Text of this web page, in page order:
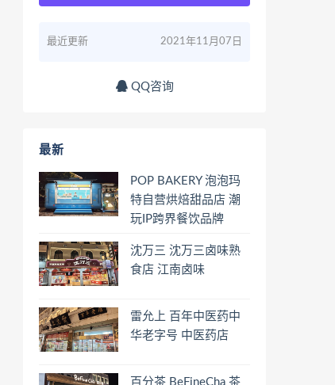
最近更新 2021年11月07日
QQ咨询
最新
POP BAKERY 泡泡玛
特自营烘焙甜品店 潮
玩IP跨界餐饮品牌
沈万三 沈万三卤味熟
食店 江南卤味
雷允上 百年中医药中
华老字号 中医药店
百分茶 BeFineCha 茶